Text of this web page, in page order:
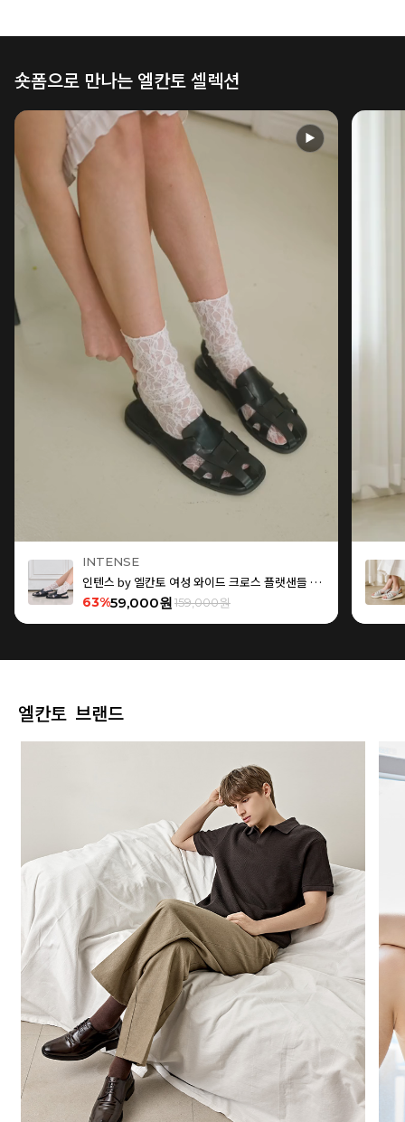
숏폼으로 만나는 엘칸토 셀렉션
▶
INTENSE
인텐스 by 엘칸토 여성 와이드 크로스 플랫샌들 1.5cm LCWW15I626
63%59,000원 159,000원
엘칸토 브랜드